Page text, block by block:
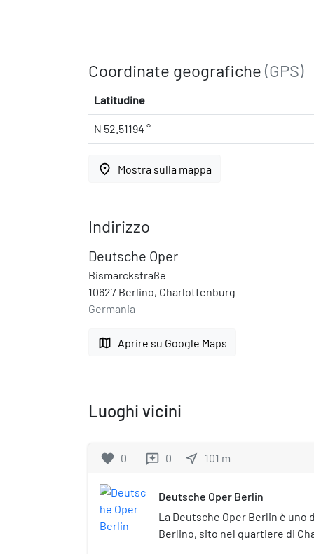
Coordinate geografiche (GPS)
Latitudine
N 52.51194 °
place Mostra sulla mappa
Indirizzo
Deutsche Oper
Bismarckstraße
10627 Berlino, Charlottenburg
Germania
map Aprire su Google Maps
Luoghi vicini
favorite 0 reviews 0 near_me 101 m
Deutsche Oper Berlin
La Deutsche Oper Berlin è uno
Berlino, sito nel quartiere di